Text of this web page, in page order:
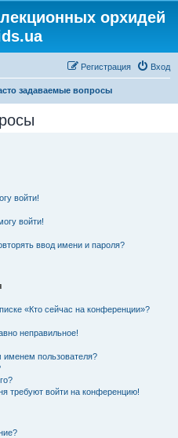
орхидей
Вход
Регистрация
задаваемые вопросы
войти!
войти!
ввод имени и пароля?
«Кто сейчас на конференции»?
неправильное!
пользователя?
требуют войти на конференцию!